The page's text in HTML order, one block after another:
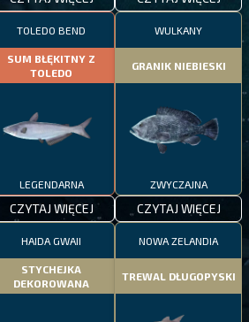
TOLEDO BEND
SUM BŁĘKITNY Z
TOLEDO
LEGENDARNA
CZYTAJ WIĘCEJ
WULKANY
GRANIK NIEBIESKI
ZWYCZAJNA
CZYTAJ WIĘCEJ
HAIDA GWAII
STYCHEJKA
DEKOROWANA
NOWA ZELANDIA
TREWAL DŁUGOPYSKI